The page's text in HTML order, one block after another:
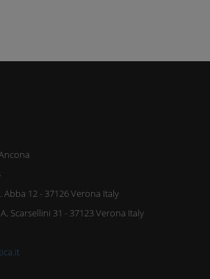
Abba 12 - 37126 Verona Italy
Scarsellini 31 - 37123 Verona Italy